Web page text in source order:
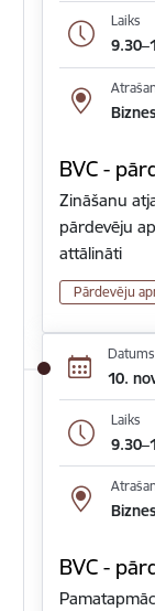
Laiks
BVC -
Zināšanu
pārdevēju
attālināti
Pārdevēju
Datums
10.
Laiks
BVC -